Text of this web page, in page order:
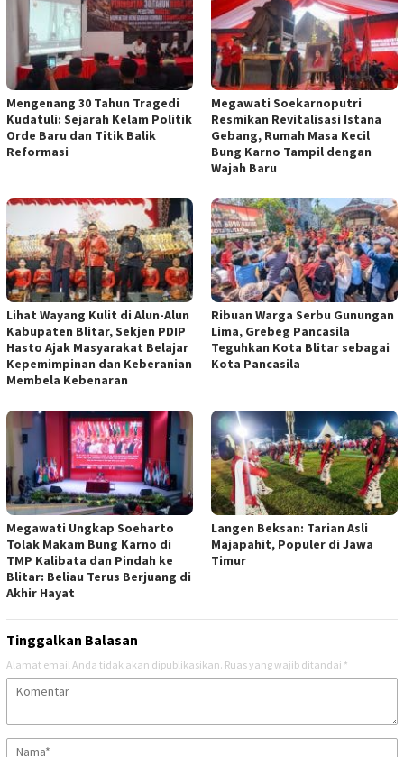
Mengenang 30 Tahun Tragedi
Kudatuli: Sejarah Kelam Politik
Orde Baru dan Titik Balik
Reformasi
Megawati Soekarnoputri
Resmikan Revitalisasi Istana
Gebang, Rumah Masa Kecil
Bung Karno Tampil dengan
Wajah Baru
Lihat Wayang Kulit di Alun-Alun
Kabupaten Blitar, Sekjen PDIP
Hasto Ajak Masyarakat Belajar
Kepemimpinan dan Keberanian
Membela Kebenaran
Ribuan Warga Serbu Gunungan
Lima, Grebeg Pancasila
Teguhkan Kota Blitar sebagai
Kota Pancasila
Megawati Ungkap Soeharto
Tolak Makam Bung Karno di
TMP Kalibata dan Pindah ke
Blitar: Beliau Terus Berjuang di
Akhir Hayat
Langen Beksan: Tarian Asli
Majapahit, Populer di Jawa
Timur
Tinggalkan Balasan
Alamat email Anda tidak akan dipublikasikan. Ruas yang wajib ditandai *